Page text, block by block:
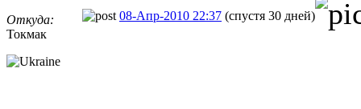
Откуда:
Токмак
08-Апр-2010 22:37 (спустя 30 дней)